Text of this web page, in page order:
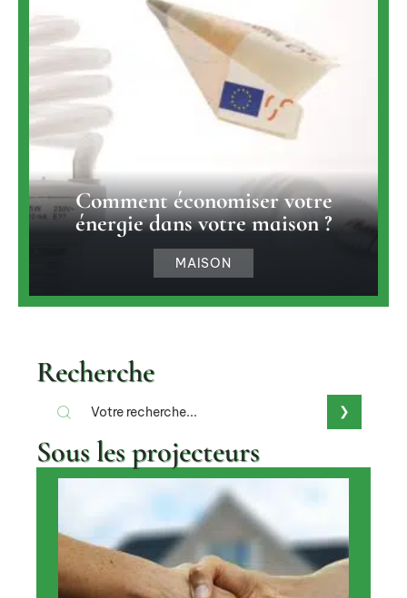
Comment économiser votre
énergie dans votre maison ?
MAISON
Recherche
Sous les projecteurs